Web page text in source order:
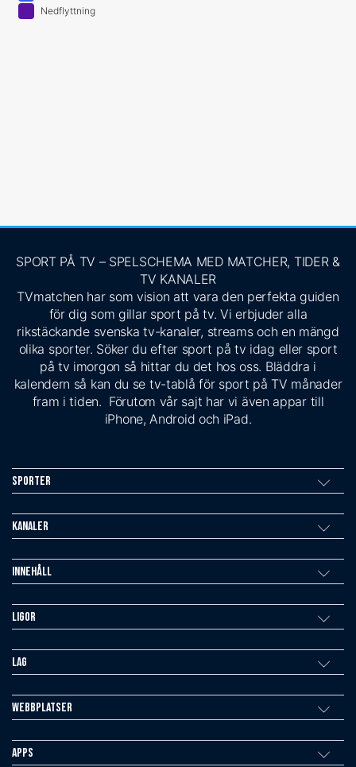
Nedflyttning
SPORT PÅ TV – SPELSCHEMA MED MATCHER, TIDER &
TV KANALER
TVmatchen har som vision att vara den perfekta guiden
för dig som gillar sport på tv. Vi erbjuder alla
rikstäckande svenska tv-kanaler, streams och en mängd
olika sporter. Söker du efter sport på tv idag eller sport
på tv imorgon så hittar du det hos oss. Bläddra i
kalendern så kan du se tv-tablå för sport på TV månader
fram i tiden. Förutom vår sajt har vi även appar till
iPhone, Android och iPad.
Sporter
Kanaler
Innehåll
Ligor
Lag
Webbplatser
Apps